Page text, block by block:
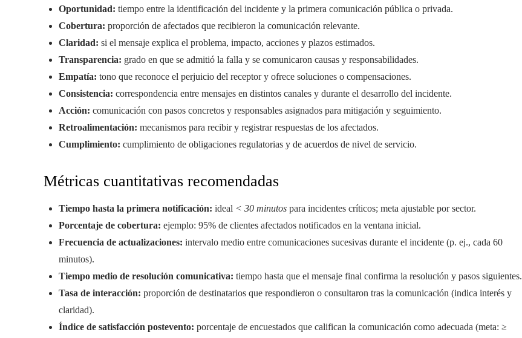
Oportunidad: tiempo entre la identificación del incidente y la primera comunicación pública o privada.
Cobertura: proporción de afectados que recibieron la comunicación relevante.
Claridad: si el mensaje explica el problema, impacto, acciones y plazos estimados.
Transparencia: grado en que se admitió la falla y se comunicaron causas y responsabilidades.
Empatía: tono que reconoce el perjuicio del receptor y ofrece soluciones o compensaciones.
Consistencia: correspondencia entre mensajes en distintos canales y durante el desarrollo del incidente.
Acción: comunicación con pasos concretos y responsables asignados para mitigación y seguimiento.
Retroalimentación: mecanismos para recibir y registrar respuestas de los afectados.
Cumplimiento: cumplimiento de obligaciones regulatorias y de acuerdos de nivel de servicio.
Métricas cuantitativas recomendadas
Tiempo hasta la primera notificación: ideal < 30 minutos para incidentes críticos; meta ajustable por sector.
Porcentaje de cobertura: ejemplo: 95% de clientes afectados notificados en la ventana inicial.
Frecuencia de actualizaciones: intervalo medio entre comunicaciones sucesivas durante el incidente (p. ej., cada 60
minutos).
Tiempo medio de resolución comunicativa: tiempo hasta que el mensaje final confirma la resolución y pasos siguientes.
Tasa de interacción: proporción de destinatarios que respondieron o consultaron tras la comunicación (indica interés y
claridad).
Índice de satisfacción postevento: porcentaje de encuestados que califican la comunicación como adecuada (meta: ≥